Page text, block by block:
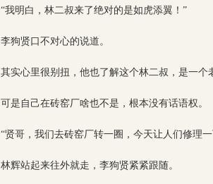
“我明白，林二叔来了绝对的是如虎添翼！”
李狗贤口不对心的说道。
其实心里很别扭，他也了解这个林二叔，是一
可是自己在砖窑厂啥也不是，根本没有话语权。
“贤哥，我们去砖窑厂转一圈，今天让人们修理
林辉站起来往外就走，李狗贤紧紧跟随。